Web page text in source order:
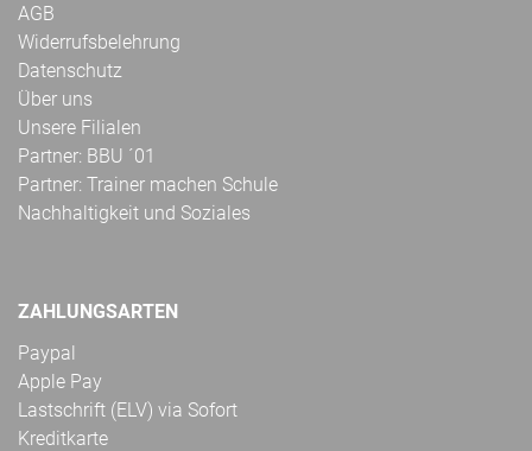
AGB
Widerrufsbelehrung
Datenschutz
Über uns
Unsere Filialen
Partner: BBU ´01
Partner: Trainer machen Schule
Nachhaltigkeit und Soziales
ZAHLUNGSARTEN
Paypal
Apple Pay
Lastschrift (ELV) via Sofort
Kreditkarte